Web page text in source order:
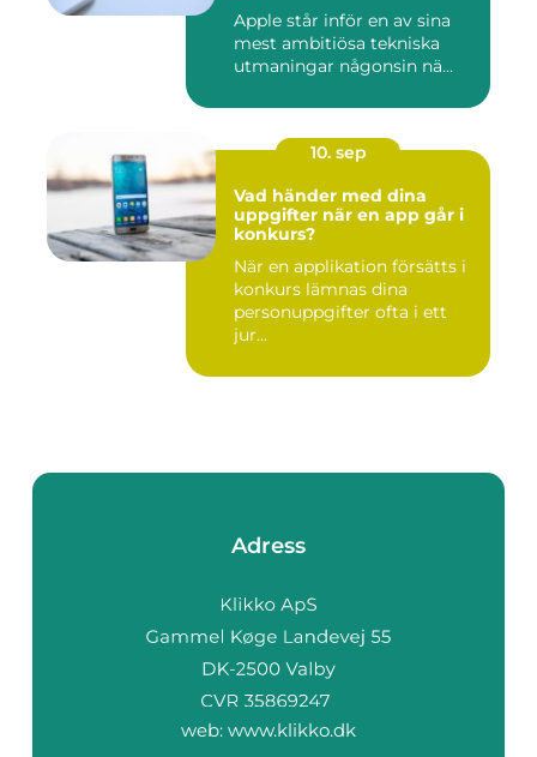
Apple står inför en av sina
mest ambitiösa tekniska
utmaningar någonsin nä...
10. sep
Vad händer med dina
uppgifter när en app går i
konkurs?
När en applikation försätts i
konkurs lämnas dina
personuppgifter ofta i ett
jur...
Adress
web: www.klikko.dk